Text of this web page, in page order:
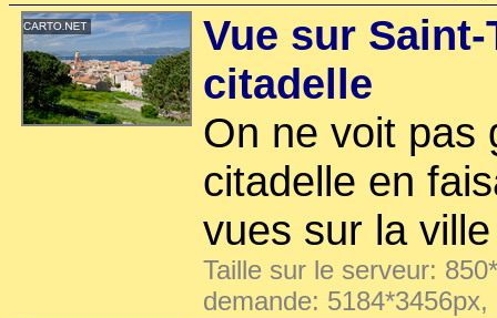
Vue sur
citadelle
On ne voit pas
citadelle en
vues sur la
Taille sur le serveur:
demande: